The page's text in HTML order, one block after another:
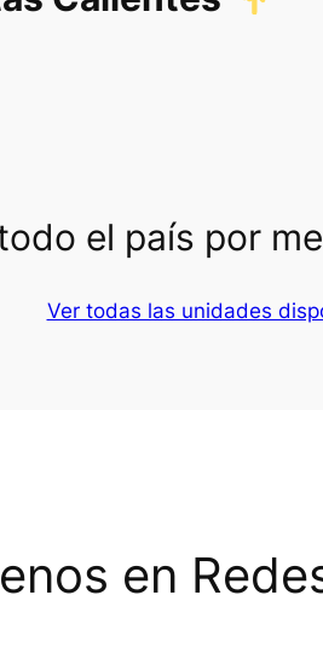
el país por
Ver todas las unidades
en